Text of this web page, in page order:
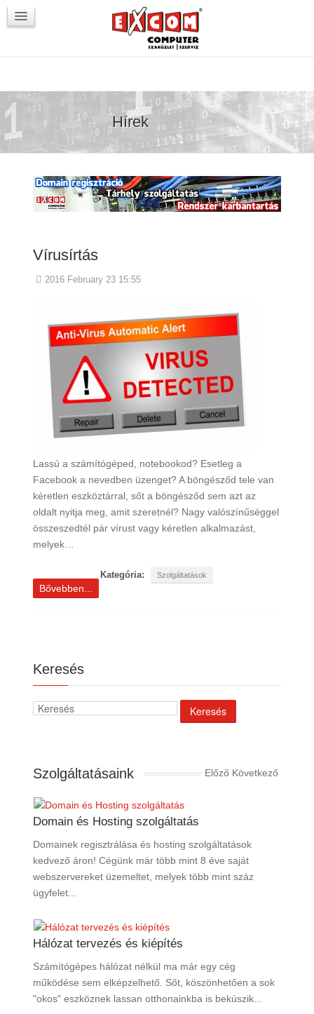
VörösmartyKOCKA
Hírek
Vírusírtás
2016 February 23 15:55
Lassú a számítógéped, notebookod? Esetleg a
Facebook a nevedben üzenget? A böngésződ tele van
kéretlen eszköztárral, sőt a böngésződ sem azt az
oldalt nyitja meg, amit szeretnél? Nagy valószínűséggel
összeszedtél pár vírust vagy kéretlen alkalmazást,
melyek…
Kategória: Szolgáltatások
Bővebben...
Keresés
Szolgáltatásaink Előző Következő
Domain és Hosting szolgáltatás
Domainek regisztrálása és hosting szolgáltatások
kedvező áron! Cégünk már több mint 8 éve saját
webszervereket üzemeltet, melyek több mint száz
ügyfelet...
Hálózat tervezés és kiépítés
Számítógépes hálózat nélkül ma már egy cég
működése sem elképzelhető. Sőt, köszönhetően a sok
"okos" eszköznek lassan otthonainkba is bekúszik...